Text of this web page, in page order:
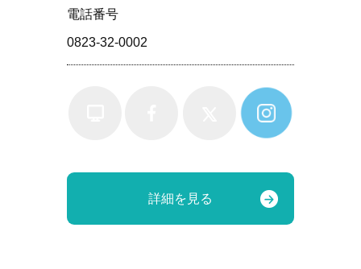
電話番号
0823-32-0002
詳細を見る